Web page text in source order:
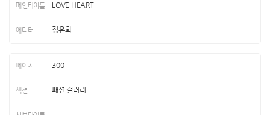
LOVE HEART
정유희
300
패션 갤러리